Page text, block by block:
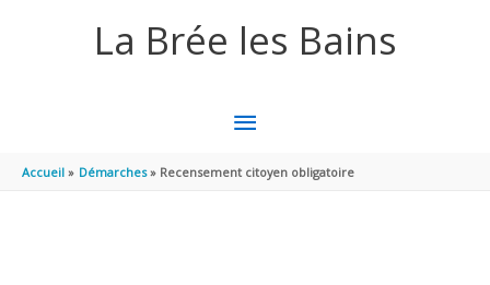
La Brée les Bains
MENU
PRINCIPAL
Accueil Démarches Recensement citoyen obligatoire